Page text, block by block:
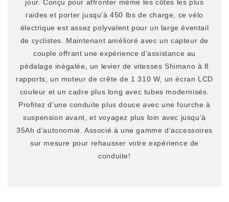
jour. Conçu pour affronter même les côtes les plus
raides et porter jusqu’à 450 lbs de charge, ce vélo
électrique est assez polyvalent pour un large éventail
de cyclistes. Maintenant amélioré avec un capteur de
couple offrant une expérience d’assistance au
pédalage inégalée, un levier de vitesses Shimano à 8
rapports, un moteur de crête de 1 310 W, un écran LCD
couleur et un cadre plus long avec tubes modernisés.
Profitez d’une conduite plus douce avec une fourche à
suspension avant, et voyagez plus loin avec jusqu’à
35Ah d’autonomie. Associé à une gamme d’accessoires
sur mesure pour rehausser votre expérience de
conduite!